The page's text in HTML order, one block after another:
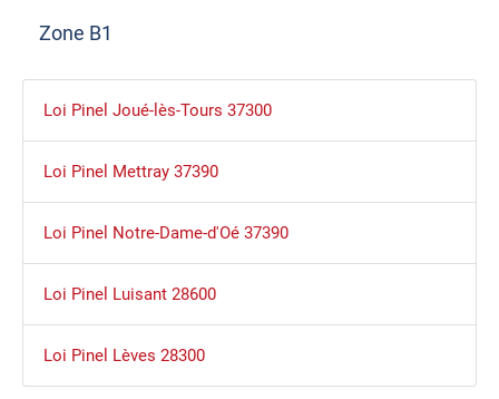
Zone B1
Loi Pinel Joué-lès-Tours 37300
Loi Pinel Mettray 37390
Loi Pinel Notre-Dame-d'Oé 37390
Loi Pinel Luisant 28600
Loi Pinel Lèves 28300